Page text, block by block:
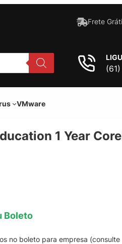
Frete
VMware
1 Year
Boleto
no boleto para empresa